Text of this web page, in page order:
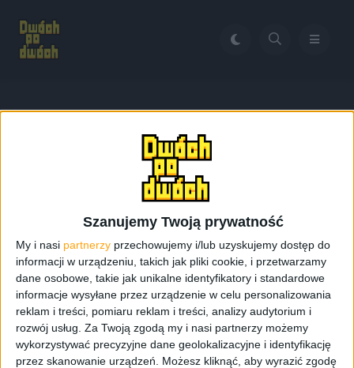
Szanujemy Twoją prywatność
My i nasi partnerzy przechowujemy i/lub uzyskujemy dostęp do
informacji w urządzeniu, takich jak pliki cookie, i przetwarzamy
dane osobowe, takie jak unikalne identyfikatory i standardowe
informacje wysyłane przez urządzenie w celu personalizowania
reklam i treści, pomiaru reklam i treści, analizy audytorium i
rozwój usług. Za Twoją zgodą my i nasi partnerzy możemy
wykorzystywać precyzyjne dane geolokalizacyjne i identyfikację
przez skanowanie urządzeń. Możesz kliknąć, aby wyrazić zgodę
Five Nights at Freddy's: Security Breach
Five Nights at Freddy’s:
Security Breach